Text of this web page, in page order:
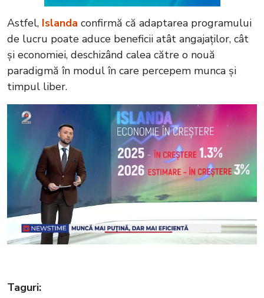
Astfel, Islanda confirmă că adaptarea programului
de lucru poate aduce beneficii atât angajaților, cât
și economiei, deschizând calea către o nouă
paradigmă în modul în care percepem munca și
timpul liber.
Taguri: